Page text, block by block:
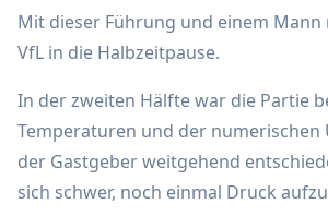
Mit dieser Führung und einem
VfL in die Halbzeitpause.
In der zweiten Hälfte war die Partie
Temperaturen und der
der Gastgeber weitgehend
sich schwer, noch einmal Druck